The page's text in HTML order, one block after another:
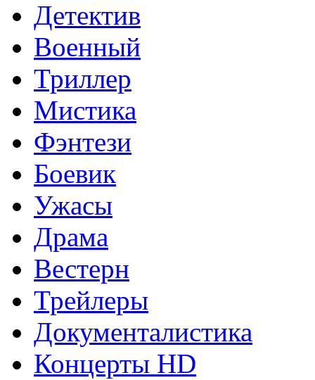
Детектив
Военный
Триллер
Мистика
Фэнтези
Боевик
Ужасы
Драма
Вестерн
Трейлеры
Документалистика
Концерты HD